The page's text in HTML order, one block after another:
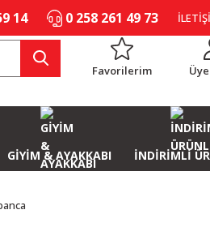
14 0 258 261 49 73
Favorilerim
GİYİM & AYAKKABI İNDİRİMLİ